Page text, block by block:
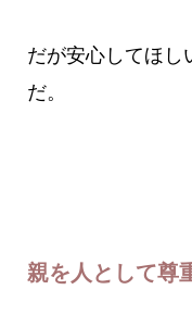
だが安心してほし
だ。
親を人として尊